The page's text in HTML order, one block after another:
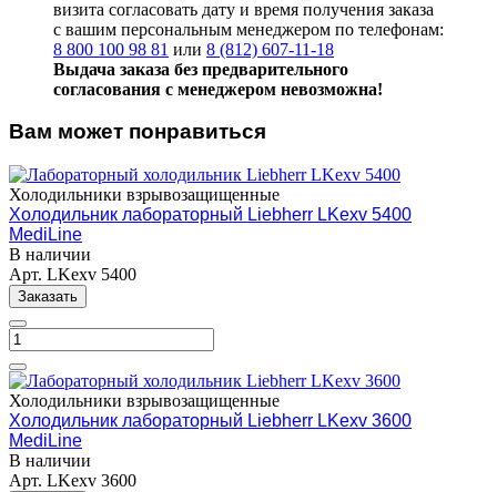
визита согласовать дату и время получения заказа
с вашим персональным менеджером по телефонам:
8 800 100 98 81 или 8 (812) 607-11-18
Выдача заказа без предварительного
согласования с менеджером невозможна!
Вам может понравиться
Холодильники взрывозащищенные
Холодильник лабораторный Liebherr LKexv 5400
MediLine
В наличии
Арт. LKexv 5400
Заказать
Холодильники взрывозащищенные
Холодильник лабораторный Liebherr LKexv 3600
MediLine
В наличии
Арт. LKexv 3600